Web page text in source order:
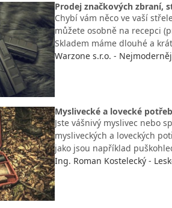
Prodej značkových zbraní,
Chybí vám něco ve vaší
můžete osobně na recepci
Skladem máme dlouhé a
Warzone s.r.o. -
Myslivecké a lovecké
Jste vášnivý myslivec nebo
mysliveckých a loveckých
jako jsou například
Ing. Roman Kostelecký -